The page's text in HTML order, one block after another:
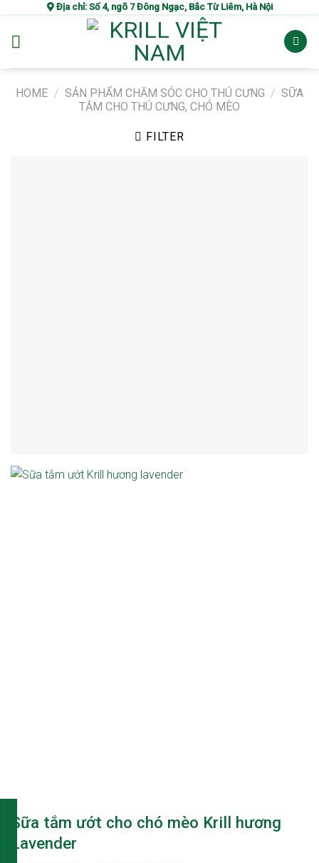
content
Địa chỉ: Số 4, ngõ 7 Đông Ngạc, Bắc Từ Liêm, Hà Nội
HOME / SẢN PHẨM CHĂM SÓC CHO THÚ CƯNG / SỮA
TẮM CHO THÚ CƯNG, CHÓ MÈO
FILTER
Sữa tắm ướt cho chó mèo Krill hương
Lavender